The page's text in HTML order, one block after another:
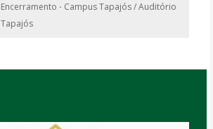
Encerramento · Campus Tapajós / Auditório
Tapajós